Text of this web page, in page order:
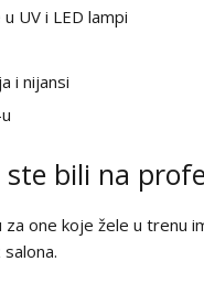
Serenity
Collection
nail art
Shine
UV i LED lampi
i nijansi
bili na
za one koje žele u trenu